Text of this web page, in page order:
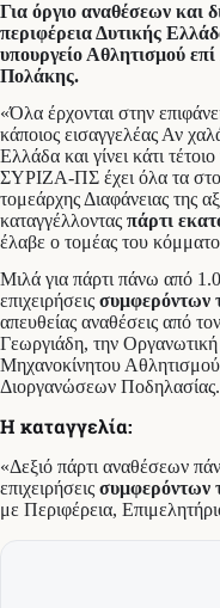
Για όργιο αναθέσεων και
περιφέρεια Δυτικής
υπουργείο Αθλητισμού
Πολάκης.
«Όλα έρχονται στην
κάποιος εισαγγελέας Αν
Ελλάδα και γίνει κάτι
ΣΥΡΙΖΑ-ΠΣ έχει όλα τα
τομεάρχης Διαφάνειας της
καταγγέλλοντας πάρτι
έλαβε ο τομέας του
Μιλά για πάρτι πάνω από
επιχειρήσεις συμφερόντων
απευθείας αναθέσεις από
Γεωργιάδη, την
Μηχανοκίνητου
Διοργανώσεων Ποδηλασίας.
Η καταγγελία:
«Δεξιό πάρτι αναθέσεων
επιχειρήσεις συμφερόντων
με Περιφέρεια,